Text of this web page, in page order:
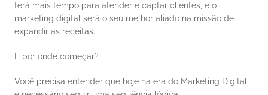
terá mais tempo para atender e captar clientes, e o
marketing digital será o seu melhor aliado na missão de
expandir as receitas.
E por onde começar?
Você precisa entender que hoje na era do Marketing Digital